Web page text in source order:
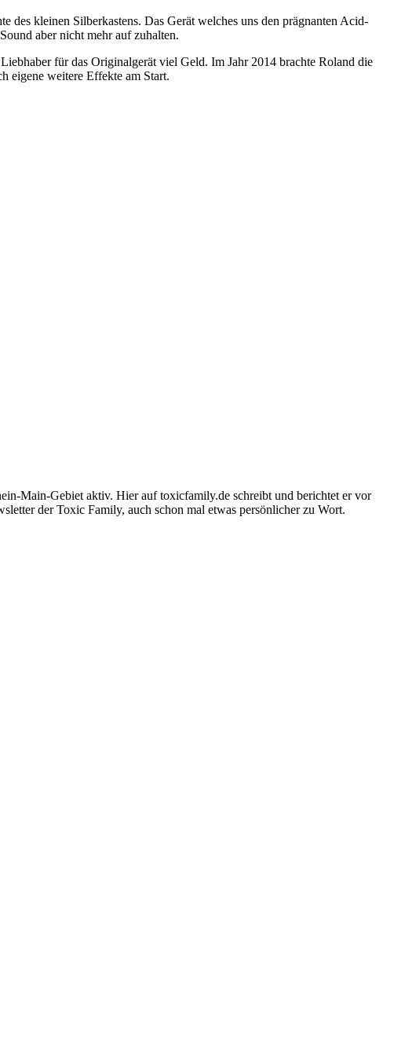
des kleinen Silberkastens. Das Gerät welches uns den prägnanten Acid-
aber nicht mehr auf zuhalten.
für das Originalgerät viel Geld. Im Jahr 2014 brachte Roland die
eigene weitere Effekte am Start.
Main-Gebiet aktiv. Hier auf toxicfamily.de schreibt und berichtet er vor
der Toxic Family, auch schon mal etwas persönlicher zu Wort.